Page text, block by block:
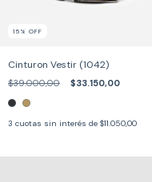
15 % OFF
Cinturon Vestir (1042)
$39.000,00 $33.150,00
3 cuotas sin interés de $11.050,00